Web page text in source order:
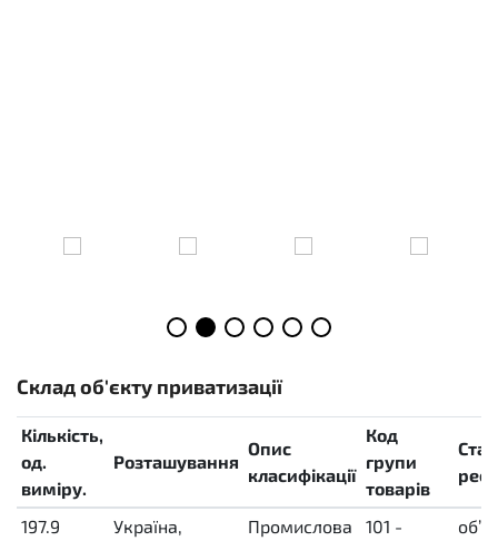
Склад об'єкту приватизації
Кількість,
од.
виміру.
Розташування
Опис
класифікації
Код
групи
товарів
197.9
Україна,
Промислова
101 -